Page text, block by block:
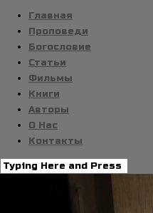
Главная
Проповеди
Богословие
Статьи
Фильмы
Книги
Авторы
О Нас
Контакты